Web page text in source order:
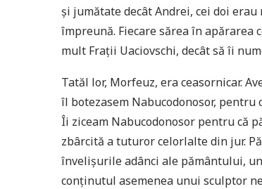
și jumătate decât Andrei, cei doi
împreună. Fiecare sărea în apărarea
mult Frații Uaciovschi, decât să îi
Tatăl lor, Morfeuz, era ceasornicar.
îl botezasem Nabucodonosor,
Îi ziceam Nabucodonosor pentru că
zbârcită a tuturor celorlalte din jur.
învelișurile adânci ale pământului,
conținutul asemenea unui sculptor